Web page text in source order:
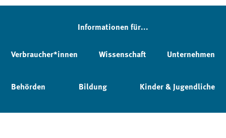
Informationen für...
Verbraucher*innen Wissenschaft Unternehmen
Behörden Bildung Kinder & Jugendliche